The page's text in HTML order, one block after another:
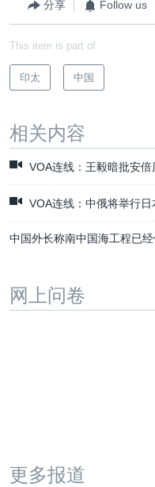
分享 Follow us
This item is part of
印太 中国
相关内容
VOA连线：王毅暗批安
VOA连线：中俄将举行
中国外长称南中国海工程已
网上问卷
更多报道